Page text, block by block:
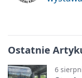
Ostatnie
6